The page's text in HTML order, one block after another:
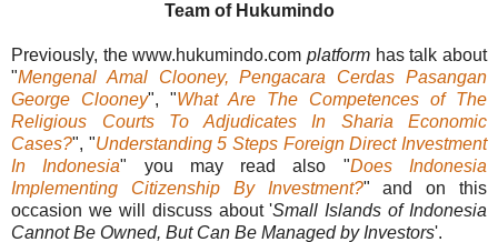
Team of Hukumindo
Previously, the www.hukumindo.com platform has talk about
"Mengenal Amal Clooney, Pengacara Cerdas Pasangan
George Clooney", "What Are The Competences of The
Religious Courts To Adjudicates In Sharia Economic
Cases?", "Understanding 5 Steps Foreign Direct Investment
In Indonesia" you may read also "Does Indonesia
Implementing Citizenship By Investment?" and on this
occasion we will discuss about 'Small Islands of Indonesia
Cannot Be Owned, But Can Be Managed by Investors'.